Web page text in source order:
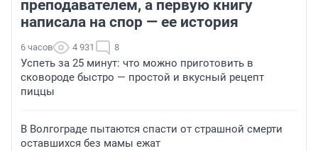
преподавателем, а первую книгу
написала на спор — ее история
6 часов 4 931 8
Успеть за 25 минут: что можно приготовить в
сковороде быстро — простой и вкусный рецепт
пиццы
В Волгограде пытаются спасти от страшной смерти
оставшихся без мамы ежат